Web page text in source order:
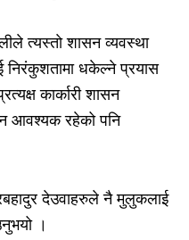
त्यस्ताे शासन व्यवस्था
निरंकुशतामा धकेल्ने प्रयास
कार्कारी शासन
आवश्यक रहेको पनि
देउवाहरुले नै मुलुकलाई
।